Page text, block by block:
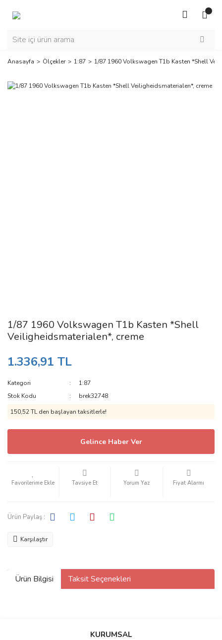
Anasayfa Ölçekler 1:87 1/87 1960 Volkswagen T1b Kasten *Shell
1/87 1960 Volkswagen T1b Kasten *Shell
Veiligheidsmaterialen*, creme
1.336,91 TL
Kategori
1:87
Stok Kodu
brek32748
150,52 TL den başlayan taksitlerle!
Gelince Haber Ver
Tavsiye Et Yorum Yaz Fiyat Alarmı
Ürün Paylaş :
Karşılaştır
Ürün Bilgisi Taksit Seçenekleri
KURUMSAL